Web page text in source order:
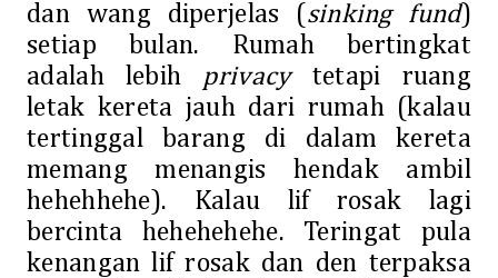
dan wang diperjelas ( sinking fund)
setiap bulan. Rumah bertingkat
adalah lebih privacytetapi ruang
letak kereta jauh dari rumah (kalau
tertinggal barang di dalam kereta
memang menangis hendak ambil
hehehhehe). Kalau lif rosak lagi
bercinta hehehehehe. Teringat pula
kenangan lif rosak dan den terpaksa